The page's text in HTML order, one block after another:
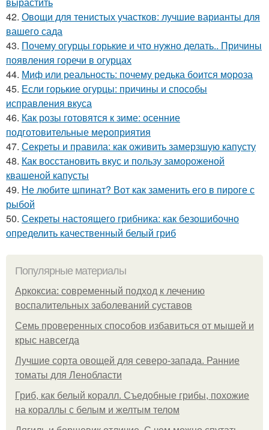
42. Овощи для тенистых участков: лучшие варианты для
вашего сада
43. Почему огурцы горькие и что нужно делать.. Причины
появления горечи в огурцах
44. Миф или реальность: почему редька боится мороза
45. Если горькие огурцы: причины и способы
исправления вкуса
46. Как розы готовятся к зиме: осенние
подготовительные мероприятия
47. Секреты и правила: как оживить замерзшую капусту
48. Как восстановить вкус и пользу замороженой
квашеной капусты
49. Не любите шпинат? Вот как заменить его в пироге с
рыбой
50. Секреты настоящего грибника: как безошибочно
определить качественный белый гриб
Популярные материалы
Аркоксиа: современный подход к лечению
воспалительных заболеваний суставов
Семь проверенных способов избавиться от мышей и
крыс навсегда
Лучшие сорта овощей для северо-запада. Ранние
томаты для Ленобласти
Гриб, как белый коралл. Съедобные грибы, похожие
на кораллы с белым и желтым телом